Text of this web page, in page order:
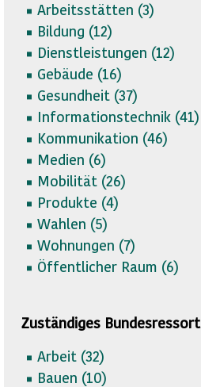
Arbeitsstätten (3)
Bildung (12)
Dienstleistungen (12)
Gebäude (16)
Gesundheit (37)
Informationstechnik (41)
Kommunikation (46)
Medien (6)
Mobilität (26)
Produkte (4)
Wahlen (5)
Wohnungen (7)
Öffentlicher Raum (6)
Zuständiges Bundesressort
Arbeit (32)
Bauen (10)